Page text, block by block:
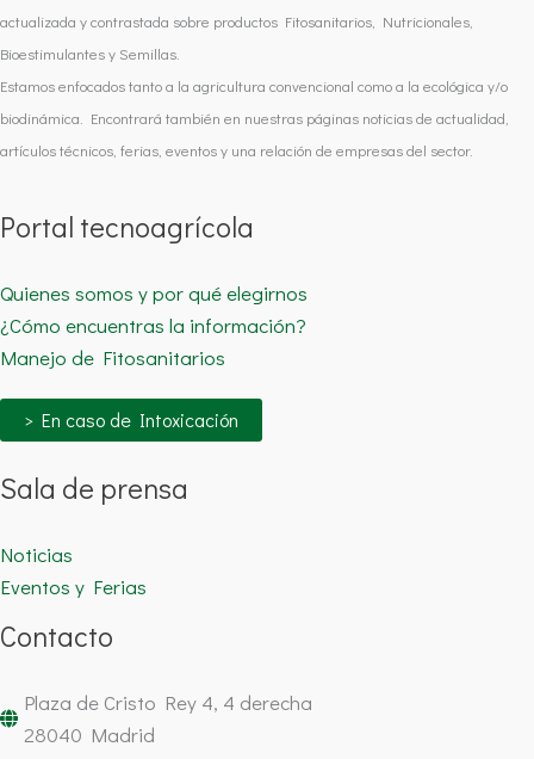
actualizada y contrastada sobre productos Fitosanitarios, Nutricionales,
Bioestimulantes y Semillas.
Estamos enfocados tanto a la agricultura convencional como a la ecológica y/o
biodinámica. Encontrará también en nuestras páginas noticias de actualidad,
artículos técnicos, ferias, eventos y una relación de empresas del sector.
Portal tecnoagrícola
Quienes somos y por qué elegirnos
¿Cómo encuentras la información?
Manejo de Fitosanitarios
> En caso de Intoxicación
Sala de prensa
Noticias
Eventos y Ferias
Contacto
Plaza de Cristo Rey 4, 4 derecha
28040 Madrid